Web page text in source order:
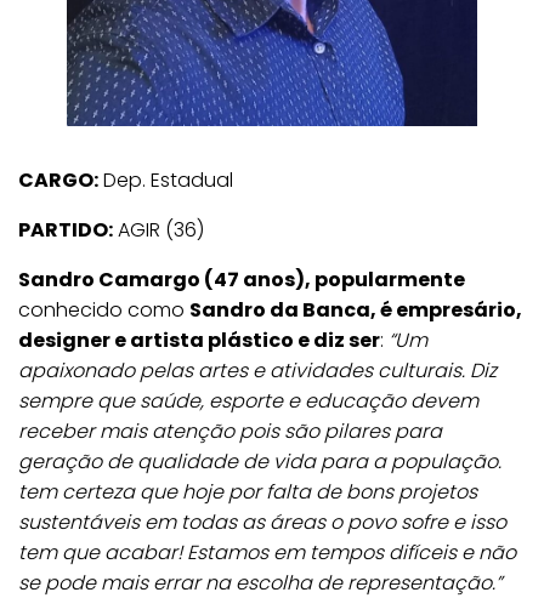
CARGO:Dep. Estadual
PARTIDO:AGIR (36)
Sandro Camargo (47 anos), popularmente
conhecido como Sandro da Banca, é empresário,
designer e artista plástico e diz ser: “Um
apaixonado pelas artes e atividades culturais. Diz
sempre que saúde, esporte e educação devem
receber mais atenção pois são pilares para
geração de qualidade de vida para a população.
tem certeza que hoje por falta de bons projetos
sustentáveis em todas as áreas o povo sofre e isso
tem que acabar! Estamos em tempos difíceis e não
se pode mais errar na escolha de representação.”